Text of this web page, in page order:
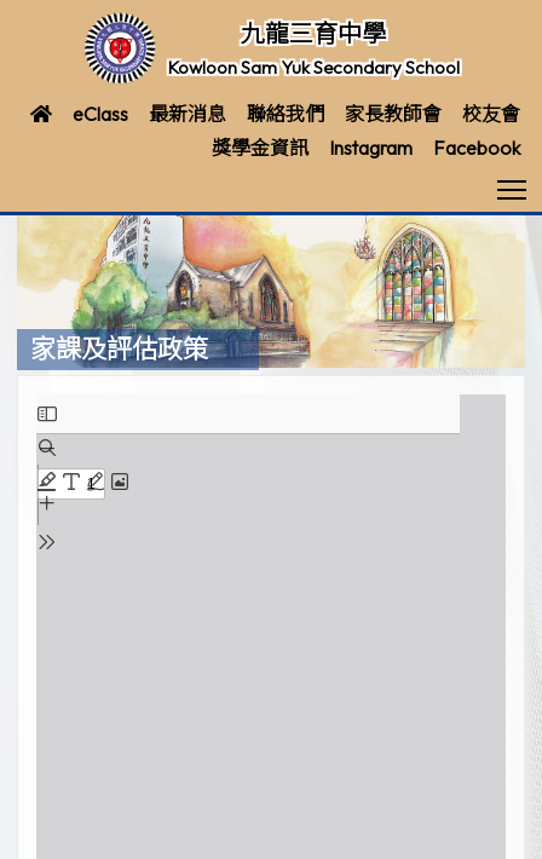
九龍三育中學
Kowloon Sam Yuk Secondary School
eClass 最新消息 聯絡我們 家長教師會
校友會
獎學金資訊
Instagram Facebook
家課及評估政策